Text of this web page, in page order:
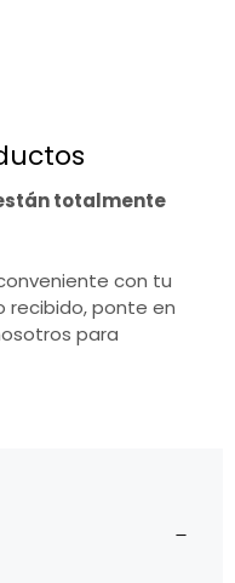
totalmente
con tu
recibido, ponte en
para